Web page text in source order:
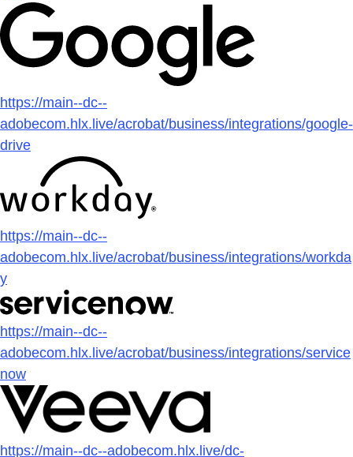
https://main--dc--
adobecom.hlx.live/acrobat/business/integrations/google-
drive
https://main--dc--
adobecom.hlx.live/acrobat/business/integrations/workda
y
https://main--dc--
adobecom.hlx.live/acrobat/business/integrations/service
now
https://main--dc--adobecom.hlx.live/dc-